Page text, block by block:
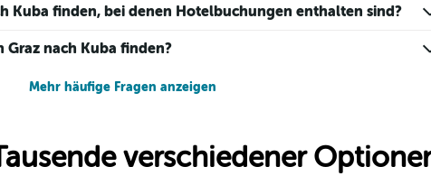
Kuba finden, bei denen Hotelbuchungen enthalten sind?
nach Kuba finden?
Mehr häufige Fragen anzeigen
verschiedener